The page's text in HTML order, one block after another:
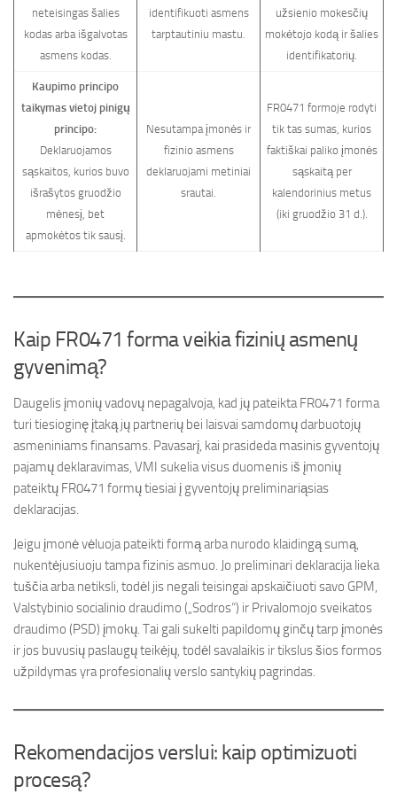
neteisingas šalies
kodas arba išgalvotas
asmens kodas.
identifikuoti asmens
tarptautiniu mastu.
užsienio mokesčių
mokėtojo kodą ir šalies
identifikatorių.
Kaupimo principo
taikymas vietoj pinigų
principo:
Deklaruojamos
sąskaitos, kurios buvo
išrašytos gruodžio
mėnesį, bet
apmokėtos tik sausį.
Nesutampa įmonės ir
fizinio asmens
deklaruojami metiniai
srautai.
FR0471 formoje rodyti
tik tas sumas, kurios
faktiškai paliko įmonės
sąskaitą per
kalendorinius metus
(iki gruodžio 31 d.).
Kaip FR0471 forma veikia fizinių asmenų
gyvenimą?
Daugelis įmonių vadovų nepagalvoja, kad jų pateikta FR0471 forma
turi tiesioginę įtaką jų partnerių bei laisvai samdomų darbuotojų
asmeniniams finansams. Pavasarį, kai prasideda masinis gyventojų
pajamų deklaravimas, VMI sukelia visus duomenis iš įmonių
pateiktų FR0471 formų tiesiai į gyventojų preliminariąsias
deklaracijas.
Jeigu įmonė vėluoja pateikti formą arba nurodo klaidingą sumą,
nukentėjusiuoju tampa fizinis asmuo. Jo preliminari deklaracija lieka
tuščia arba netiksli, todėl jis negali teisingai apskaičiuoti savo GPM,
Valstybinio socialinio draudimo („Sodros“) ir Privalomojo sveikatos
draudimo (PSD) įmokų. Tai gali sukelti papildomų ginčų tarp įmonės
ir jos buvusių paslaugų teikėjų, todėl savalaikis ir tikslus šios formos
užpildymas yra profesionalių verslo santykių pagrindas.
Rekomendacijos verslui: kaip optimizuoti
procesą?